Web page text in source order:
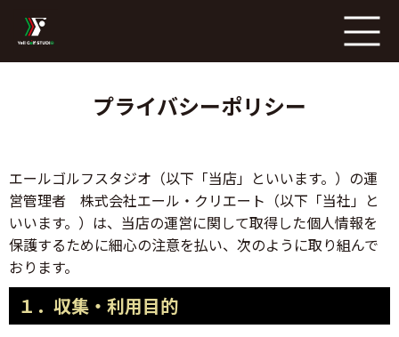
プライバシーポリシー
エールゴルフスタジオ（以下「当店」といいます。）の運
営管理者 株式会社エール・クリエート（以下「当社」と
いいます。）は、当店の運営に関して取得した個人情報を
保護するために細心の注意を払い、次のように取り組んで
おります。
１．収集・利用目的